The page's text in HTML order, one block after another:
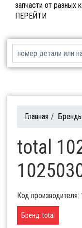
запчасти от разных
ПЕРЕЙТИ
Главная /
total
Код производителя:
Бренд: total